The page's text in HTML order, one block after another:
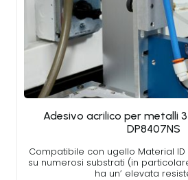
Adesivo acrilico per metalli
DP8407NS
Compatibile con ugello Material ID
su numerosi substrati (in
ha un’ elevata